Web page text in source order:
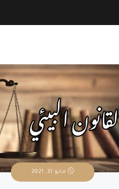
مايو 31, 2021